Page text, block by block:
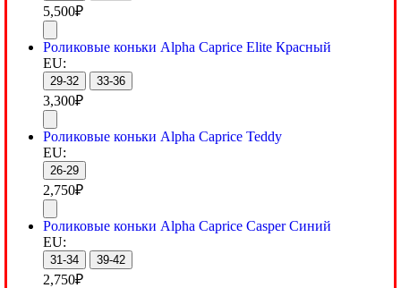
5,500₽
Роликовые коньки Alpha Caprice Elite Красный
EU:
29-32 33-36
3,300₽
Роликовые коньки Alpha Caprice Teddy
EU:
26-29
2,750₽
Роликовые коньки Alpha Caprice Casper Синий
EU:
31-34 39-42
2,750₽